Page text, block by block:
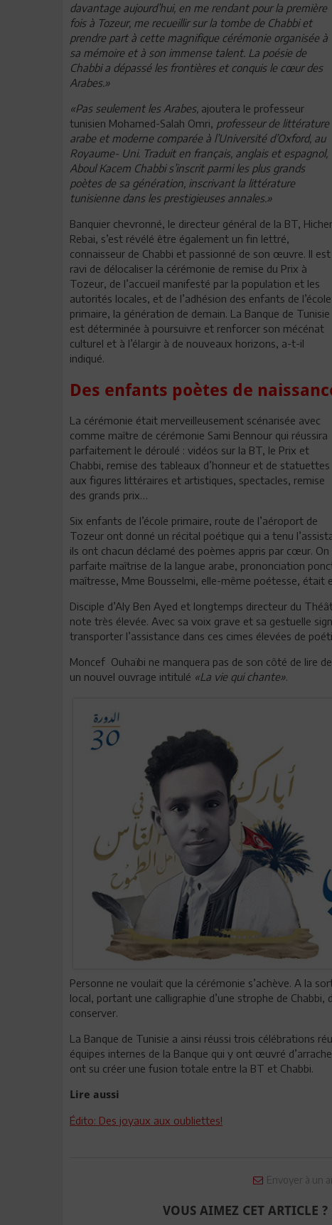
davantage aujourd’hui, en me rendant pour la première
fois à Tozeur, me recueillir sur la tombe de Chabbi et
prendre part à cette magnifique cérémonie organisée à
sa mémoire et à son immense talent. La poésie de
Chabbi a dépassé les frontières et conquis le cœur des
Arabes.»
«Pas seulement les Arabes, ajoutera le professeur
tunisien Mohamed-Salah Omri, professeur de littérature
arabe et moderne comparée à l’Université d’Oxford, au
Royaume- Uni. Traduit en français, anglais et espagnol,
Aboul Kacem Chabbi s’inscrit parmi les plus grands
poètes de sa génération, inscrivant la littérature
tunisienne dans les prestigieuses annales.»
Banquier chevronné, le directeur général de la BT,
Rebai, s’est révélé être également un fin lettré,
connaisseur de Chabbi et passionné de son œuvre. Il est
ravi de délocaliser la cérémonie de remise du Prix à
Tozeur, de l’accueil manifesté par la population et les
autorités locales, et de l’adhésion des enfants de l’école
primaire, la génération de demain. La Banque de Tunisie
est déterminée à poursuivre et renforcer son mécénat
culturel et à l’élargir à de nouveaux horizons, a-t-il
indiqué.
Des enfants poètes de
La cérémonie était merveilleusement scénarisée avec
comme maître de cérémonie Sami Bennour qui réussira
parfaitement le déroulé : vidéos sur la BT, le Prix et
Chabbi, remise des tableaux d’honneur et de statuettes
aux figures littéraires et artistiques, spectacles, remise
des grands prix…
Six enfants de l’école primaire, route de l’aéroport de
Tozeur ont donné un récital poétique qui a tenu
ils ont chacun déclamé des poèmes appris par cœur.
parfaite maîtrise de la langue arabe, prononciation
maîtresse, Mme Bousselmi, elle-même poétesse, était
Disciple d’Aly Ben Ayed et longtemps directeur du
note très élevée. Avec sa voix grave et sa gestuelle
transporter l’assistance dans ces cimes élevées de
Moncef Ouhaïbi ne manquera pas de son côté de lire
un nouvel ouvrage intitulé «La vie qui chante».
Personne ne voulait que la cérémonie s’achève. A la
local, portant une calligraphie d’une strophe de
conserver.
La Banque de Tunisie a ainsi réussi trois célébrations
équipes internes de la Banque qui y ont œuvré
ont su créer une fusion totale entre la BT et Chabbi.
Lire aussi
Édito: Des joyaux aux oubliettes!
Envoyer à un
VOUS AIMEZ CET ARTICLE